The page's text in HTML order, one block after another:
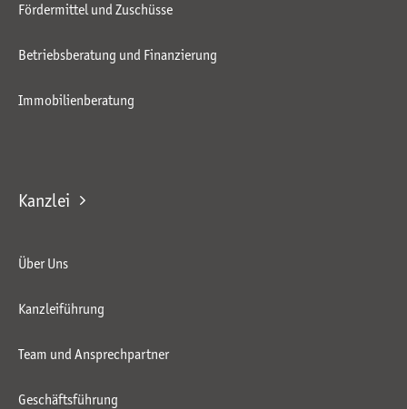
Fördermittel und Zuschüsse
Betriebsberatung und Finanzierung
Immobilienberatung
Kanzlei
Über Uns
Kanzleiführung
Team und Ansprechpartner
Geschäftsführung